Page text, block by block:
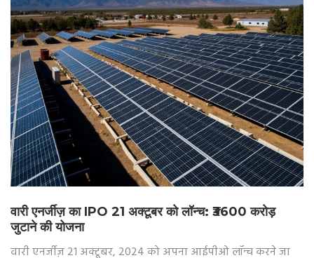
वारी एनर्जीज़ का IPO 21 अक्टूबर को लॉन्च: ₹3600 करोड़
जुटाने की योजना
वारी एनर्जीज़ 21 अक्टूबर, 2024 को अपना आईपीओ लॉन्च करने जा